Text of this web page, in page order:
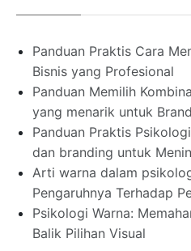
Panduan Praktis Cara
Bisnis yang Profesional
Panduan Memilih
yang menarik untuk
Panduan Praktis
dan branding untuk
Arti warna dalam
Pengaruhnya Terhadap
Psikologi Warna:
Balik Pilihan Visual